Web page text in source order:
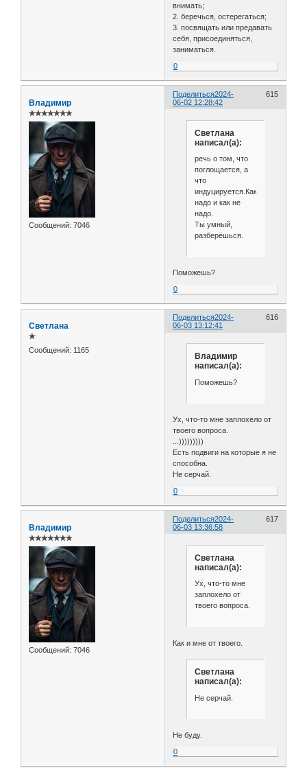
внимать;
2. беречься, остерегаться;
3. посвящать или предавать
себя, присоединяться,
заниматься.
0
Поделиться 615
2024-
06-02 12:28:42
Владимир
✯✯✯✯✯✯✯
Сообщений: 7046
Светлана
написал(а):
речь о том, что
поглощается, а
что
индуцируется.Как
надо и как не
надо.
Ты умный,
разберёшься.
Поможешь?
0
Поделиться 616
2024-
06-03 13:12:41
Светлана
✯
Сообщений: 1165
Владимир
написал(а):
Поможешь?
Ух, что-то мне заплохело от
твоего вопроса.
...)))))))))
Есть подвиги на которые я не
способна.
Не серчай.
0
Поделиться 617
2024-
06-03 13:36:58
Владимир
✯✯✯✯✯✯✯
Сообщений: 7046
Светлана
написал(а):
Ух, что-то мне
заплохело от
твоего вопроса.
Как и мне от твоего.
Светлана
написал(а):
Не серчай.
Не буду.
0